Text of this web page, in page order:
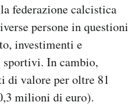
federazione calcistica
persone in questioni
investimenti e
sportivi. In cambio,
di valore per oltre 81
milioni di euro).